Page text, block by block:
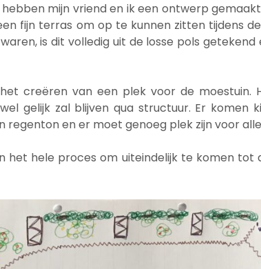
mijn vriend en ik een ontwerp
fijn terras om op te kunnen zitten tijdens
is dit volledig uit de losse pols
creëren van een plek voor de
gelijk zal blijven qua structuur. Er komen
en er moet genoeg plek zijn voor
het hele proces om uiteindelijk te komen tot